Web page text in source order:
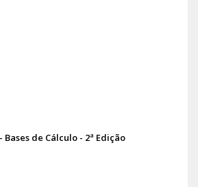
de Cálculo - 2ª Edição